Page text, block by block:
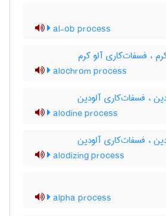
al-ob process
، فسفات‌کاری آلو کرم
alochrom process
، فسفات‌کاری آلودین
alodine process
، فسفات‌کاری آلودین
alodizing process
alpha process